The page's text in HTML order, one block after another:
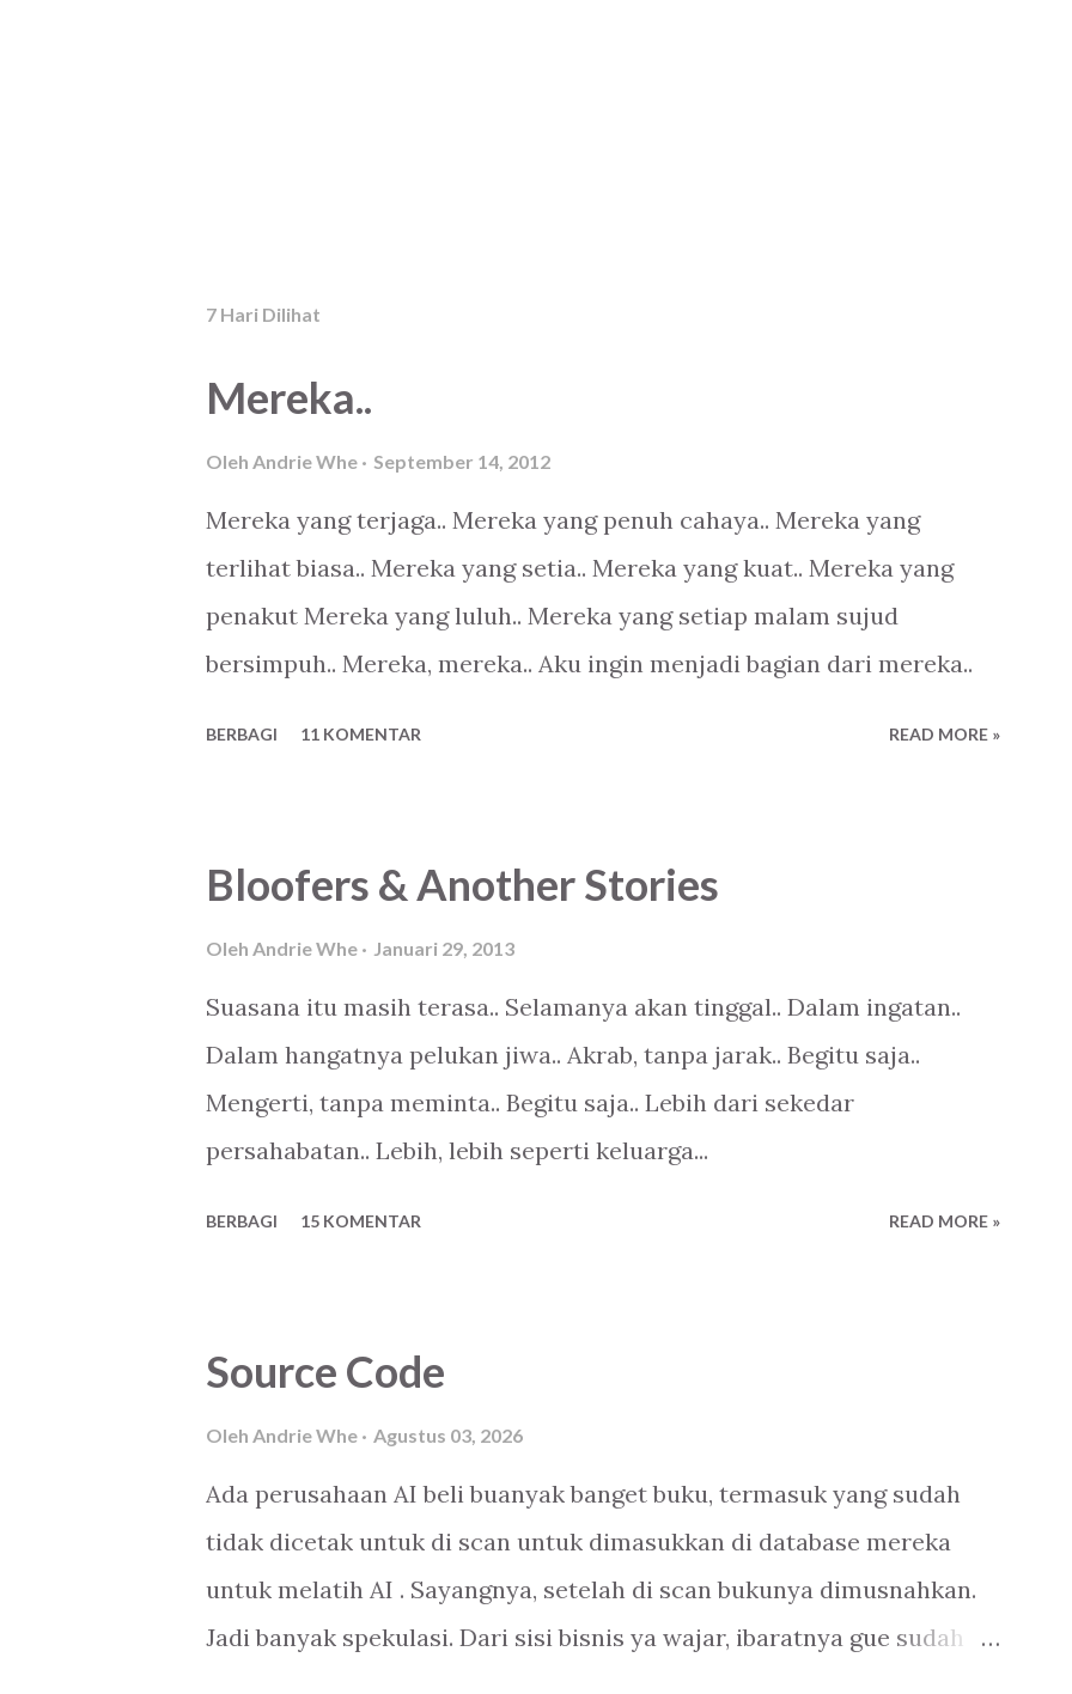
7 Hari Dilihat
Mereka..
Oleh Andrie Whe September 14, 2012
Mereka yang terjaga.. Mereka yang penuh cahaya.. Mereka yang
terlihat biasa.. Mereka yang setia.. Mereka yang kuat.. Mereka yang
penakut Mereka yang luluh.. Mereka yang setiap malam sujud
bersimpuh.. Mereka, mereka.. Aku ingin menjadi bagian dari mereka..
BERBAGI 11 KOMENTAR READ MORE »
Bloofers & Another Stories
Oleh Andrie Whe Januari 29, 2013
Suasana itu masih terasa.. Selamanya akan tinggal.. Dalam ingatan..
Dalam hangatnya pelukan jiwa.. Akrab, tanpa jarak.. Begitu saja..
Mengerti, tanpa meminta.. Begitu saja.. Lebih dari sekedar
persahabatan.. Lebih, lebih seperti keluarga...
BERBAGI 15 KOMENTAR READ MORE »
Source Code
Oleh Andrie Whe Agustus 03, 2026
Ada perusahaan AI beli buanyak banget buku, termasuk yang sudah
tidak dicetak untuk di scan untuk dimasukkan di database mereka
untuk melatih AI . Sayangnya, setelah di scan bukunya dimusnahkan.
Jadi banyak spekulasi. Dari sisi bisnis ya wajar, ibaratnya gue sudah